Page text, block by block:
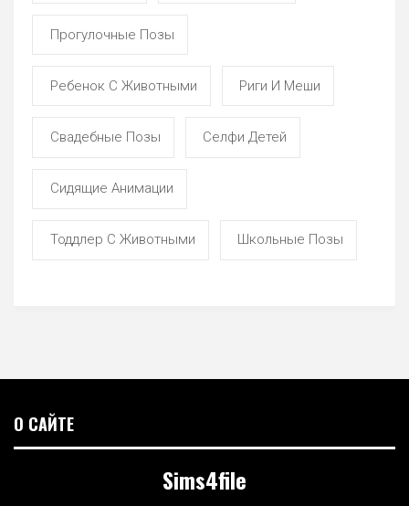
Прогулочные Позы
Ребенок С Животными Риги И Меши
Свадебные Позы Селфи Детей
Сидящие Анимации
Тоддлер С Животными Школьные Позы
О САЙТЕ
Sims4file